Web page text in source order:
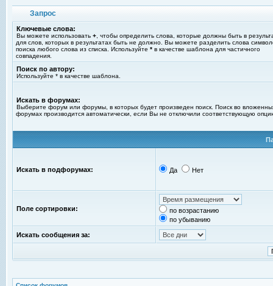
Запрос
Ключевые слова:
Вы можете использовать + , чтобы определить слова, которые должны быть в
для слов, которых в результатах быть не должно. Вы можете разделить слова
поиска любого слова из списка. Используйте * в качестве шаблона для частичного
совпадения.
Поиск по автору:
Используйте * в качестве шаблона.
Искать в форумах:
Выберите форум или форумы, в которых будет произведен поиск. Поиск во
форумах производится автоматически, если Вы не отключили соответствующую
Искать в подфорумах: Да Нет
Поле сортировки:
по возрастанию
по убыванию
Искать сообщения за: